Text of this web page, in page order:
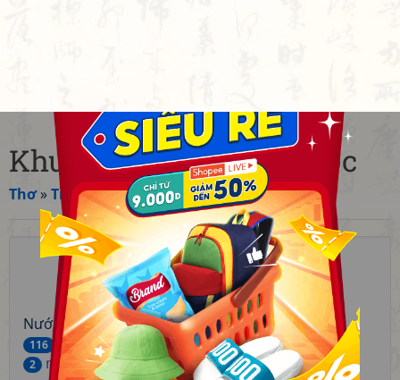
Khuyết danh Trung Quốc
Thơ»Trung Quốc
☆
☆
☆
☆
☆
12 3.25
Nước:Trung Quốc
116 bài thơ
2
người thích